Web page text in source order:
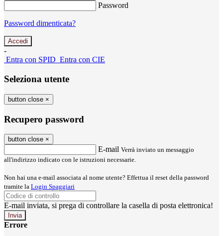
Password
Password dimenticata?
-
Entra con SPID Entra con CIE
Seleziona utente
button close ×
Recupero password
button close ×
E-mail Verrà inviato un messaggio
all'indirizzo indicato con le istruzioni necessarie.
Non hai una e-mail associata al nome utente? Effettua il reset della password
tramite la Login Spaggiari
E-mail inviata, si prega di controllare la casella di posta elettronica!
Errore